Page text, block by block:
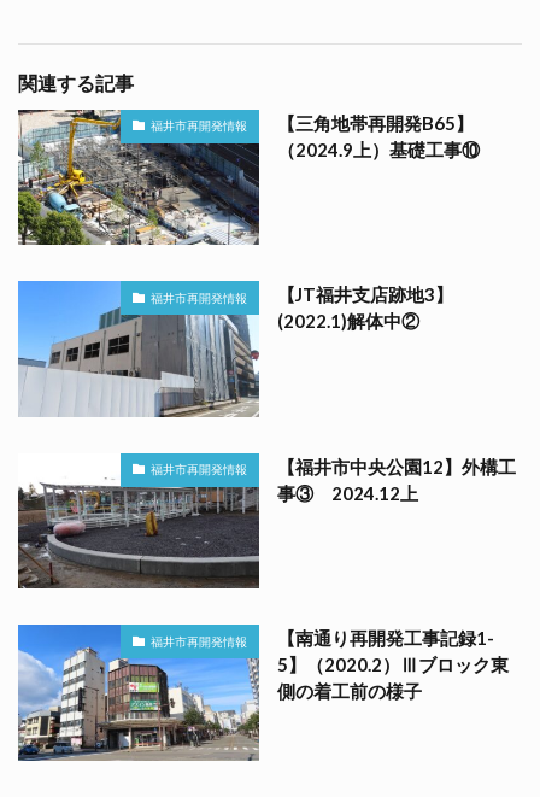
関連する記事
福井市再開発情報
【三角地帯再開発B65】
（2024.9上）基礎工事⑩
福井市再開発情報
【JT福井支店跡地3】
(2022.1)解体中②
福井市再開発情報
【福井市中央公園12】外構工
事③ 2024.12上
福井市再開発情報
【南通り再開発工事記録1-
5】（2020.2）Ⅲブロック東
側の着工前の様子